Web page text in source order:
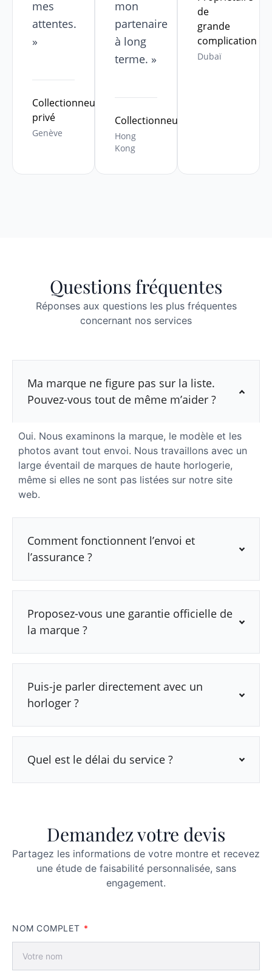
mes
attentes.
»
Collectionneur
privé
Genève
mon
partenaire
à long
terme. »
Collectionneur
Hong
Kong
de
grande
complication
Dubaï
Questions fréquentes
Réponses aux questions les plus fréquentes
concernant nos services
Ma marque ne figure pas sur la liste.
Pouvez-vous tout de même m’aider ?
Oui. Nous examinons la marque, le modèle et les
photos avant tout envoi. Nous travaillons avec un
large éventail de marques de haute horlogerie,
même si elles ne sont pas listées sur notre site
web.
Comment fonctionnent l’envoi et
l’assurance ?
Proposez-vous une garantie officielle de
la marque ?
Puis-je parler directement avec un
horloger ?
Quel est le délai du service ?
Demandez votre devis
Partagez les informations de votre montre et recevez
une étude de faisabilité personnalisée, sans
engagement.
NOM COMPLET